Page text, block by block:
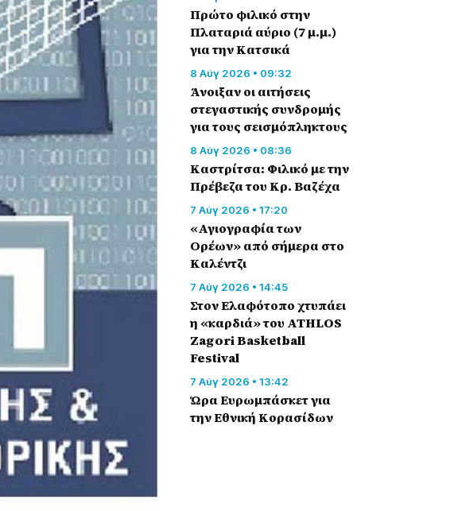
Πρώτο φιλικό στην
Πλαταριά αύριο (7 μ.μ.)
για την Κατσικά
8 Αύγ 2026 • 09:32
Άνοιξαν οι αιτήσεις
στεγαστικής συνδρομής
για τους σεισμόπληκτους
8 Αύγ 2026 • 08:36
Καστρίτσα: Φιλικό με την
Πρέβεζα του Κρ. Βαζέχα
7 Αύγ 2026 • 17:20
«Αγιογραφία των
Ορέων» από σήμερα στο
Καλέντζι
7 Αύγ 2026 • 14:45
Στον Ελαφότοπο χτυπάει
η «καρδιά» του ATHLOS
Zagori Basketball
Festival
7 Αύγ 2026 • 13:42
Ώρα Ευρωμπάσκετ για
την Εθνική Κορασίδων